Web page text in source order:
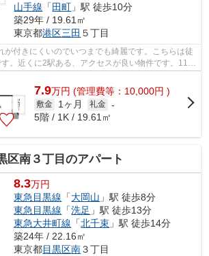
山手線 「 田町 」駅 徒歩10分
築29年 / 19.61㎡
東京都港区三田 ５丁目
が付きにくいのでいつまでも綺麗です。こちらは徒
。近くに2駅ある、アクセスが良い物件です。11階
スタッフが地...
7.9万円 (管理費等：10,000円 )
敷金 1ヶ月 礼金 -
5階 / 1K / 19.61㎡
区南３丁目のアパート
8.3万円
東急目黒線 「大岡山 」駅 徒歩8分
東急目黒線 「洗足 」駅 徒歩13分
東急大井町線 「北千束 」駅 徒歩14分
築24年 / 22.16㎡
東京都目黒区南３丁目